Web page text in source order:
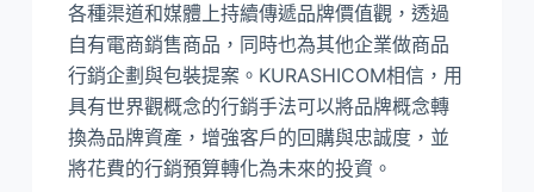
各種渠道和媒體上持續傳遞品牌價值觀，透過
自有電商銷售商品，同時也為其他企業做商品
行銷企劃與包裝提案。KURASHICOM相信，用
具有世界觀概念的行銷手法可以將品牌概念轉
換為品牌資產，增強客戶的回購與忠誠度，並
將花費的行銷預算轉化為未來的投資。